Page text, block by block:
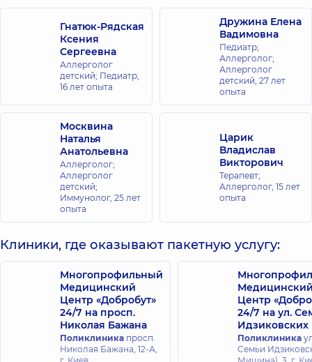
Гнатюк-Рядская
Ксения
Сергеевна
Аллерголог
детский; Педиатр,
16 лет опыта
Дружина Елена
Вадимовна
Педиатр;
Аллерголог;
Аллерголог
детский, 27 лет
опыта
Москвина
Наталья
Анатольевна
Аллерголог;
Аллерголог
детский;
Иммунолог, 25 лет
опыта
Царик
Владислав
Викторович
Терапевт;
Аллерголог, 15 лет
опыта
Клиники, где оказывают пакетную услугу:
Многопрофильный
Медицинский
Центр «Добробут»
24/7 на просп.
Николая Бажана
Поликлиника просп.
Николая Бажана, 12-А,
Центр
24/7 на ул.
Идзиковских
Поликлиника
Семьи